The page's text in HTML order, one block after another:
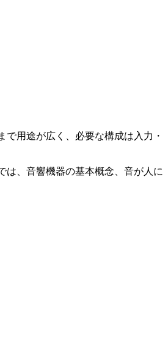
用途が広く、必要な構成は入力・
は、音響機器の基本概念、音が人に